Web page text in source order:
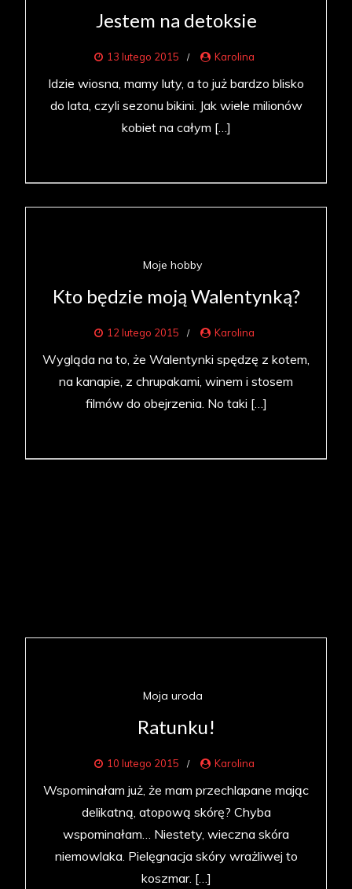
Jestem na detoksie
13 lutego 2015 Karolina
Idzie wiosna, mamy luty, a to już bardzo blisko
do lata, czyli sezonu bikini. Jak wiele milionów
kobiet na całym […]
Moje hobby
Kto będzie moją Walentynką?
12 lutego 2015 Karolina
Wygląda na to, że Walentynki spędzę z kotem,
na kanapie, z chrupakami, winem i stosem
filmów do obejrzenia. No taki […]
Moja uroda
Ratunku!
10 lutego 2015 Karolina
Wspominałam już, że mam przechlapane mając
delikatną, atopową skórę? Chyba
wspominałam… Niestety, wieczna skóra
niemowlaka. Pielęgnacja skóry wrażliwej to
koszmar. […]